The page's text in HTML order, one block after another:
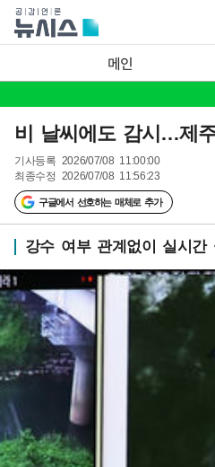
메인
비 날씨에도 감시…제
기사등록 2026/07/08 11:00:00
최종수정 2026/07/08 11:56:23
구글에서 선호하는 매체로 추가
강수 여부 관계없이 실시간